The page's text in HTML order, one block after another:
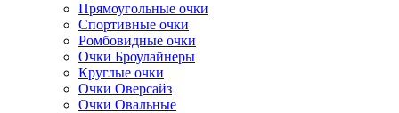
Прямоугольные очки
Спортивные очки
Ромбовидные очки
Очки Броулайнеры
Круглые очки
Очки Оверсайз
Очки Овальные